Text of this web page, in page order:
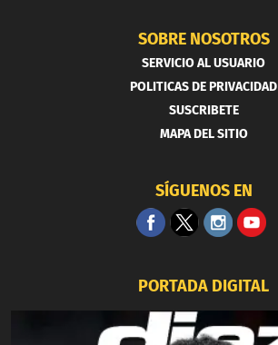
SOBRE NOSOTROS
SERVICIO AL USUARIO
POLITICAS DE PRIVACIDAD
SUSCRIBETE
MAPA DEL SITIO
SÍGUENOS EN
PORTADA DIGITAL